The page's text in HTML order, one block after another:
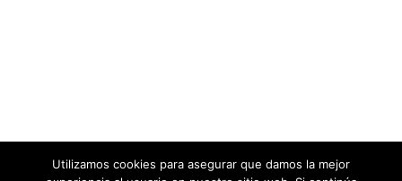
Utilizamos cookies para asegurar que damos la mejor